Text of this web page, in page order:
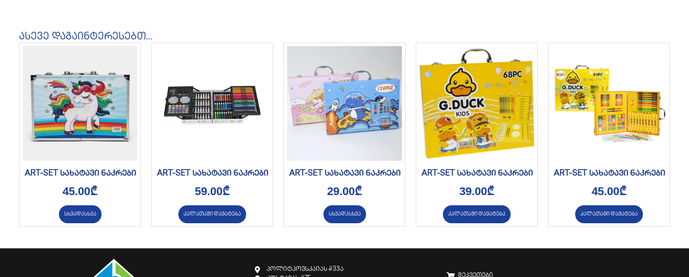
ასევე დაგაინტერესებთ...
ART-SET სახატავი ნაკრები
45.00₾
სხვადასხვა
ART-SET სახატავი ნაკრები
59.00₾
კალათაში დამატება
ART-SET სახატავი ნაკრები
29.00₾
სხვადასხვა
ART-SET სახატავი ნაკრები
39.00₾
კალათაში დამატება
ART-SET სახატავი ნაკრები
45.00₾
კალათაში დამატება
პოლიტკოვსკაიას #33ა